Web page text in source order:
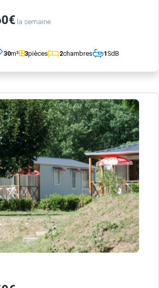
la semaine
30m² 3pièces 2chambres 1SdB